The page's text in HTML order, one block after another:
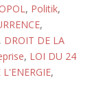
, Politik,
,
DROIT DE LA
, LOI DU 24
,